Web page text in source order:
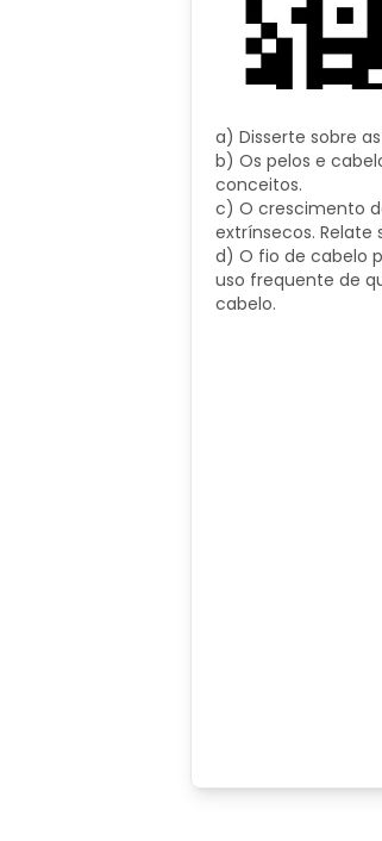
a) Disserte sobre
b) Os pelos e
conceitos.
c) O crescimento
extrínsecos. Relate
d) O fio de cabelo
uso frequente de
cabelo.